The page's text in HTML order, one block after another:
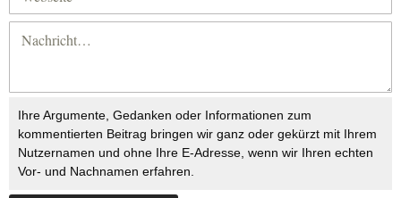
Ihre Argumente, Gedanken oder Informationen zum
kommentierten Beitrag bringen wir ganz oder gekürzt mit Ihrem
Nutzernamen und ohne Ihre E-Adresse, wenn wir Ihren echten
Vor- und Nachnamen erfahren.